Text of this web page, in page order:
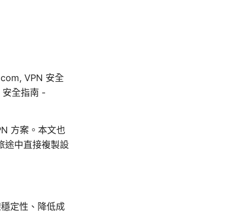
VPN 安全
全指南 -
方案。本文也
途中直接複製設
定性、降低成